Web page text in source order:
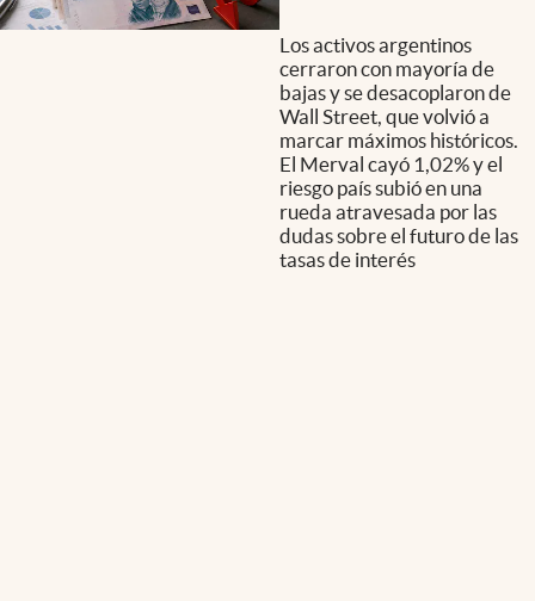
Los activos argentinos
cerraron con mayoría de
bajas y se desacoplaron de
Wall Street, que volvió a
marcar máximos históricos.
El Merval cayó 1,02% y el
riesgo país subió en una
rueda atravesada por las
dudas sobre el futuro de las
tasas de interés